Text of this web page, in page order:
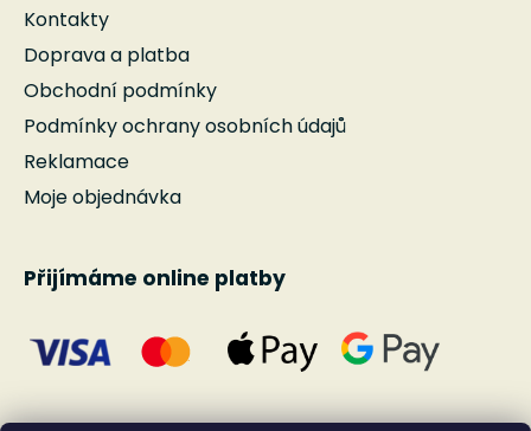
Kontakty
Doprava a platba
Obchodní podmínky
Podmínky ochrany osobních údajů
Reklamace
Moje objednávka
Přijímáme online platby